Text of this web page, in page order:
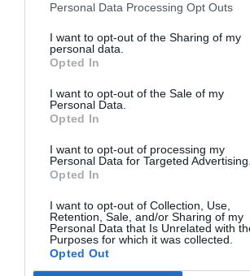
Personal Data Processing Opt Outs
I want to opt-out of the Sharing of my
personal data.
Opted In
I want to opt-out of the Sale of my
Personal Data.
Opted In
I want to opt-out of processing my
Personal Data for Targeted Advertising.
Opted In
I want to opt-out of Collection, Use,
Retention, Sale, and/or Sharing of my
Personal Data that Is Unrelated with
Purposes for which it was collected.
Opted Out
al voltant de
lloc, s'han mobilitzatcinc dotacions
d'Alzira, Xàtiva i Silla
de les flames s'ha limitat a l'exterior,
han frenat la possible propagació a
De moment, dos dotacions de
Provincial de Valènciacontinuen
Sobre el autor
MARTA COLLADO CASCALES
PERIODISTA